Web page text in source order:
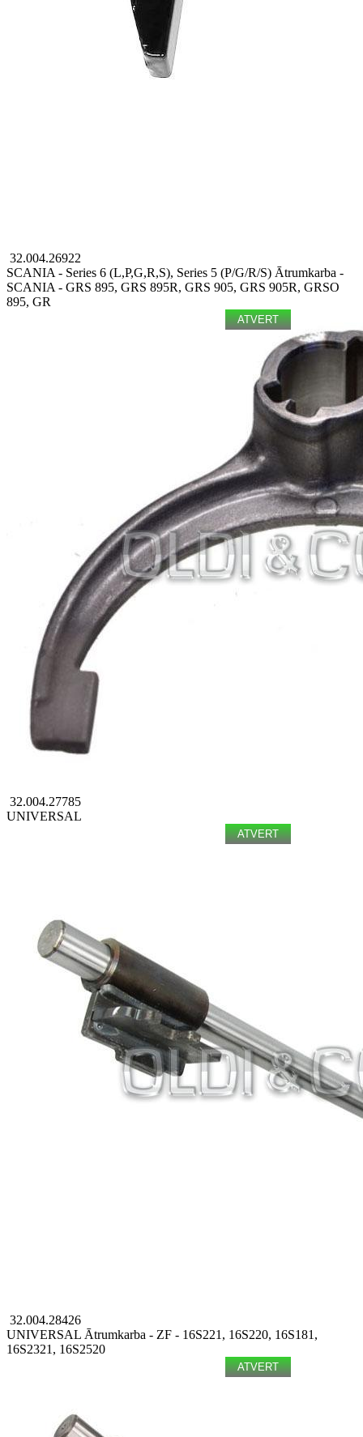
32.004.26922
SCANIA - Series 6 (L,P,G,R,S), Series 5 (P/G/R/S) Ātrumkarba -
SCANIA - GRS 895, GRS 895R, GRS 905, GRS 905R, GRSO
895, GR
ATVERT
32.004.27785
UNIVERSAL
ATVERT
32.004.28426
UNIVERSAL Ātrumkarba - ZF - 16S221, 16S220, 16S181,
16S2321, 16S2520
ATVERT